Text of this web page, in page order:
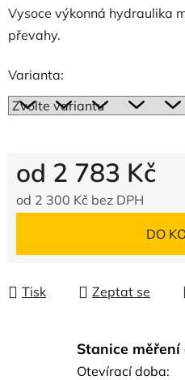
Vysoce výkonná hydraulika
převahy.
Varianta:
od 2 783 Kč
od 2 300 Kč bez DPH
DO
Tisk Zeptat se
Stanice měření
Otevírací doba: